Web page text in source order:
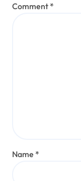
Comment *
Name *